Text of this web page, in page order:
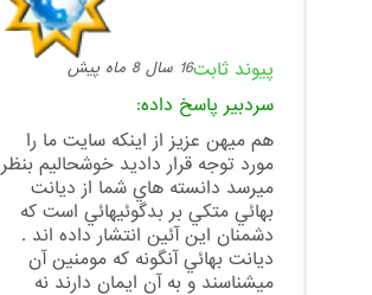
پیوند ثابت16 سال 8 ماه پیش
سردبیر پاسخ داده:
هم ميهن عزيز از اينكه سايت ما را
مورد توجه قرار داديد خوشحاليم بنظر
ميرسد دانسته هاي شما از ديانت
بهائي متكي بر بدگوئيهائي است كه
دشمنان اين آئين انتشار داده اند .
ديانت بهائي آنگونه كه مومنين آن
ميشناسند و به آن ايمان دارند نه